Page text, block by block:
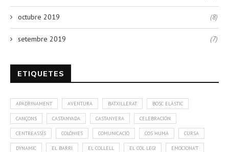
octubre 2019 (8)
setembre 2019 (7)
ETIQUETES
APADRINAMENT AVENTURA BATXILLERAT BOSC ELÀSTIC
CANÇONS CASTANYADA CASTANYERA CELEBRACIÓN
CENTREASSÍS COLÒNIES COMUNICACIÓ COS HUMÀ CURSA
DYNAMIC EL BARRI EL COLLELL EL COL·LEGI EMOCIONA'T